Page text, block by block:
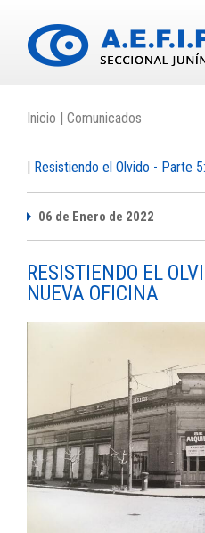
Inicio Comunicados
Resistiendo el Olvido - Parte
06 de Enero de 2022
RESISTIENDO EL
NUEVA OFICINA